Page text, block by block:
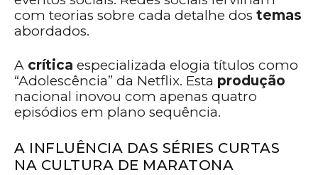
com teorias sobre cada detalhe dos temas
abordados.
A crítica especializada elogia títulos como
“Adolescência” da Netflix. Esta produção
nacional inovou com apenas quatro
episódios em plano sequência.
A INFLUÊNCIA DAS SÉRIES CURTAS
NA CULTURA DE MARATONA